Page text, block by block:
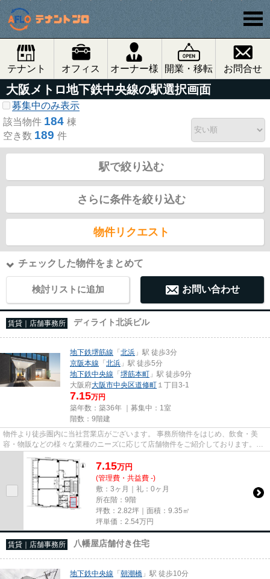
テナント オフィス オーナー様 開業・移転 お問合せ
大阪メトロ地下鉄中央線の駅選択画面
募集中のみ表示
該当物件 184 棟
空き数 189 件
駅で絞り込む
さらに条件を絞り込む
物件リクエスト
チェックした物件をまとめて
検討リストに追加 お問い合わせ
賃貸｜店舗事務所 ディライト北浜ビル
地下鉄堺筋線 「北浜 」駅 徒歩3分
京阪本線 「北浜 」駅 徒歩5分
地下鉄中央線 「堺筋本町 」駅 徒歩9分
大阪府大阪市中央区道修町 １丁目3-1
7.15万円
築年数：築36年 ｜募集中： 1室
階数：9階建
物件より徒歩圏内に当社営業店がございます。 事務所物件をはじめ、飲食・美
容・物販などの様々な業種のニーズに応じて店舗物件をご紹介しております。
尚、弊社ではおとり広告は一切...
7.15万円
(管理費・共益費 -)
敷：3ヶ月｜礼：0ヶ月
所在階：9階
坪数：2.82坪｜面積：9.35㎡
坪単価： 2.54万円
賃貸｜店舗事務所 八幡屋店舗付き住宅
地下鉄中央線 「朝潮橋 」駅 徒歩10分